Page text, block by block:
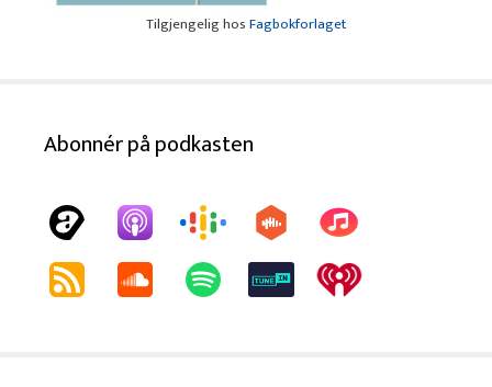
Tilgjengelig hosFagbokforlaget
Abonnér på podkasten